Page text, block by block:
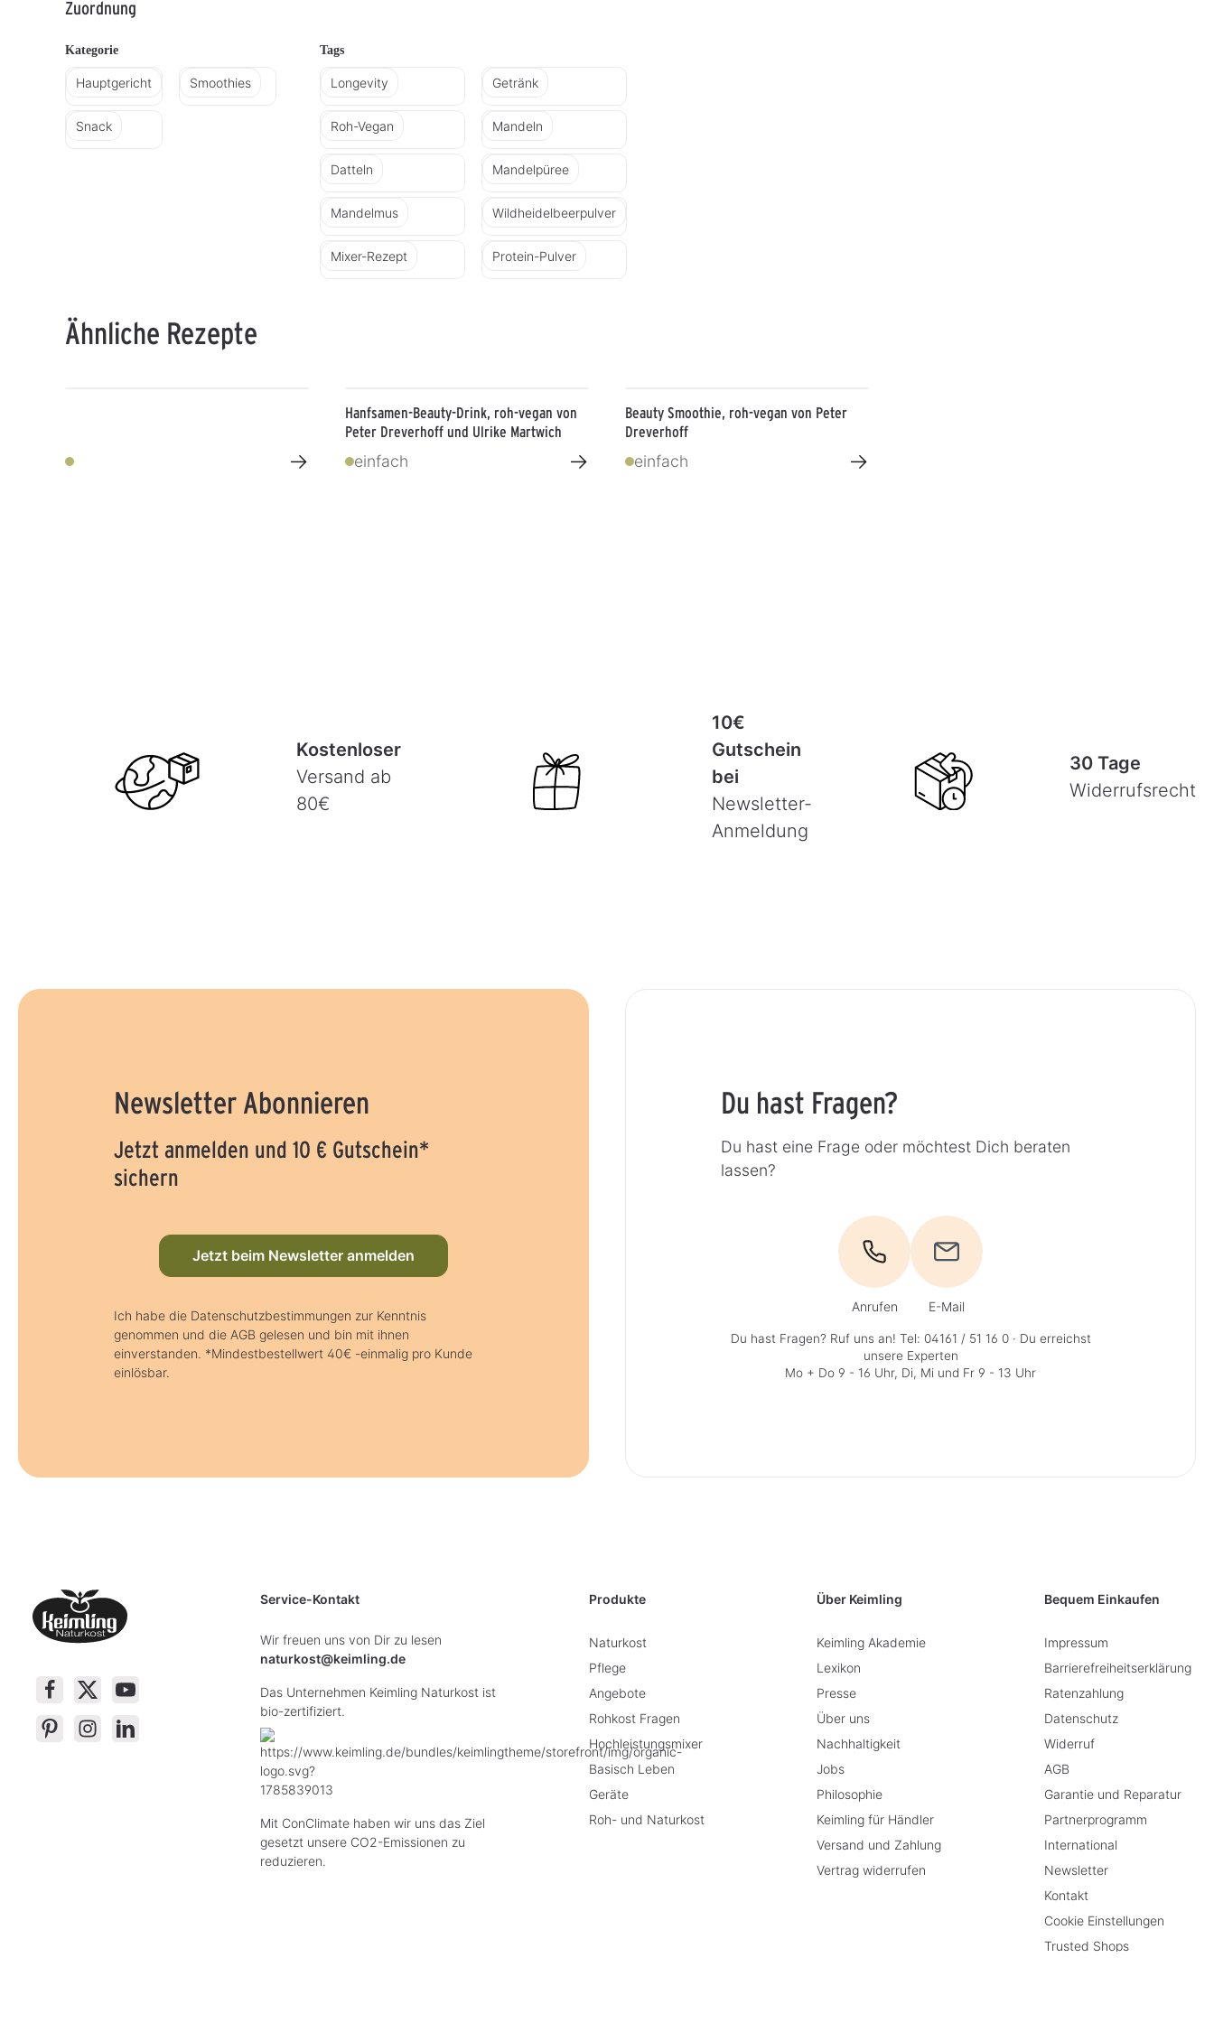
Zuordnung
Kategorie
Hauptgericht Smoothies
Snack
Tags
Longevity Getränk
Roh-Vegan Mandeln
Datteln Mandelpüree
Mandelmus Wildheidelbeerpulver
Mixer-Rezept Protein-Pulver
Ähnliche Rezepte
→
Hanfsamen-Beauty-Drink, roh-vegan von
Peter Dreverhoff und Ulrike Martwich
einfach →
Beauty Smoothie, roh-vegan von Peter
Dreverhoff
einfach →
Kostenloser
Versand ab
80€
10€
Gutschein
bei
Newsletter-
Anmeldung
30 Tage
Widerrufsrecht
Newsletter Abonnieren
Jetzt anmelden und 10 € Gutschein*
sichern
Jetzt beim Newsletter anmelden
Ich habe die Datenschutzbestimmungen zur Kenntnis
genommen und die AGB gelesen und bin mit ihnen
einverstanden. *Mindestbestellwert 40€ -einmalig pro Kunde
einlösbar.
Du hast Fragen?
Du hast eine Frage oder möchtest Dich beraten
lassen?
Anrufen E-Mail
Du hast Fragen? Ruf uns an! Tel: 04161 / 51 16 0· Du erreichst
unsere Experten
Mo + Do 9 - 16 Uhr, Di, Mi und Fr 9 - 13 Uhr
Service-Kontakt
Wir freuen uns von Dir zu lesen
naturkost@keimling.de
Das Unternehmen Keimling Naturkost ist
bio-zertifiziert.
Mit ConClimate haben wir uns das Ziel
gesetzt unsere CO2-Emissionen zu
reduzieren.
Produkte
Naturkost
Pflege
Angebote
Rohkost Fragen
Hochleistungsmixer
Basisch Leben
Geräte
Roh- und Naturkost
Über Keimling
Keimling Akademie
Lexikon
Presse
Über uns
Nachhaltigkeit
Jobs
Philosophie
Keimling für Händler
Versand und Zahlung
Vertrag widerrufen
Bequem Einkaufen
Impressum
Barrierefreiheitserklärung
Ratenzahlung
Datenschutz
Widerruf
AGB
Garantie und Reparatur
Partnerprogramm
International
Newsletter
Kontakt
Cookie Einstellungen
Trusted Shops